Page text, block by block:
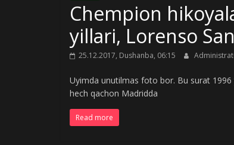
Chempion
yillari, Lorenso
25.12.2017, Dushanba, 06:15
Uyimda unutilmas foto bor. Bu surat 1996
hech qachon Madridda
Read more